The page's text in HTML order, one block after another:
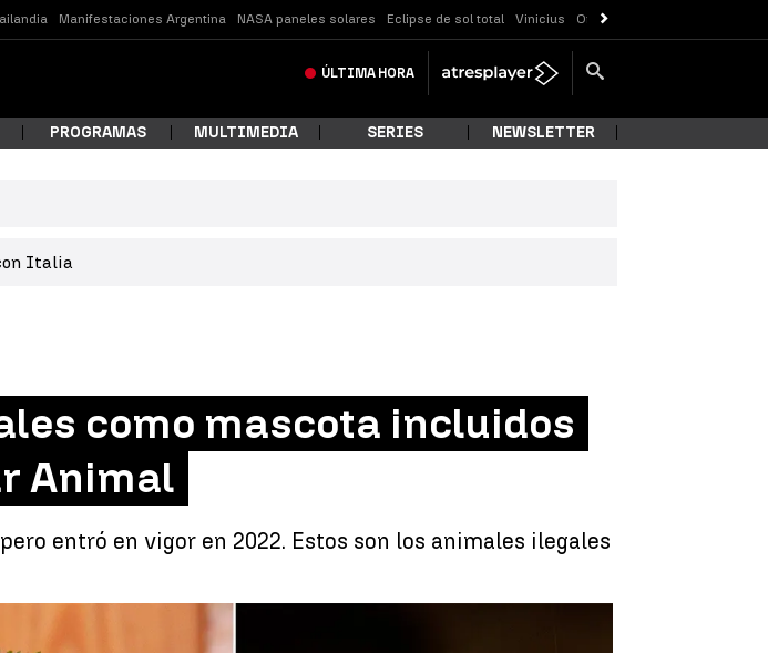
Manifestaciones Argentina NASA paneles solares Eclipse de sol total Vinicius Organización criminal
ÚLTIMA HORA
PROGRAMAS MULTIMEDIA SERIES NEWSLETTER
Italia
como mascota incluidos
Animal
entró en vigor en 2022. Estos son los animales ilegales